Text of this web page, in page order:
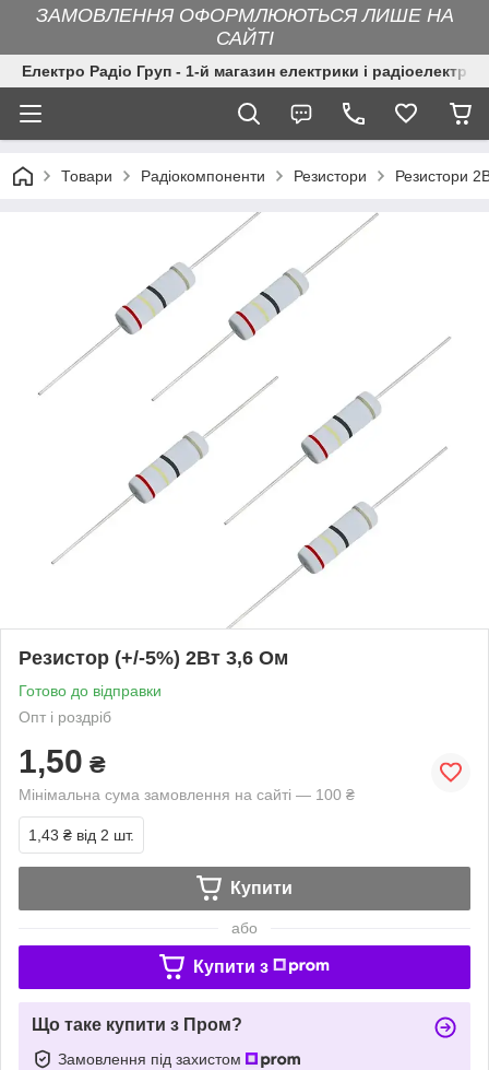
ЗАМОВЛЕННЯ ОФОРМЛЮЮТЬСЯ ЛИШЕ НА
САЙТІ
Електро Радіо Груп - 1-й магазин електрики і
Товари Радіокомпоненти Резистори Резистори
Резистор (+/-5%) 2Вт 3,6 Ом
Готово до відправки
Опт і роздріб
1,50 ₴
Мінімальна сума замовлення на сайті — 100 ₴
1,43 ₴ від 2 шт.
Купити
або
Купити з
Що таке купити з Пром?
Замовлення під захистом